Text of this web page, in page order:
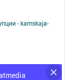
- kamskaja-
сервисов и